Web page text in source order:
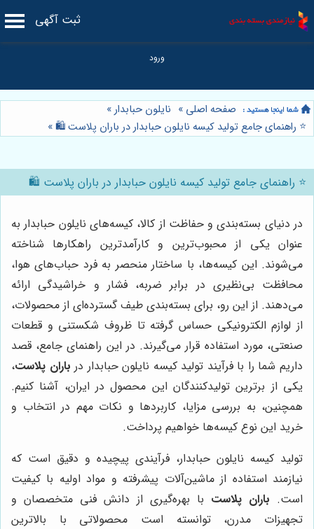
ثبت آگهی
صفحه اصلی » نایلون حبابدار»
⭐️ راهنمای جامع تولید کیسه نایلون حبابدار در باران پلاست 🛍️»
⭐️ راهنمای جامع تولید کیسه نایلون حبابدار در باران پلاست 🛍️
در دنیای بسته‌بندی و حفاظت از کالا، کیسه‌های نایلون حبابدار به
عنوان یکی از محبوب‌ترین و کارآمدترین راهکارها شناخته
می‌شوند. این کیسه‌ها، با ساختار منحصر به فرد حباب‌های هوا،
محافظت بی‌نظیری در برابر ضربه، فشار و خراشیدگی ارائه
می‌دهند. از این رو، برای بسته‌بندی طیف گسترده‌ای از محصولات،
از لوازم الکترونیکی حساس گرفته تا ظروف شکستنی و قطعات
صنعتی، مورد استفاده قرار می‌گیرند. در این راهنمای جامع، قصد
داریم شما را با فرآیند تولید کیسه نایلون حبابدار در باران پلاست،
یکی از برترین تولیدکنندگان این محصول در ایران، آشنا کنیم.
همچنین، به بررسی مزایا، کاربردها و نکات مهم در انتخاب و
خرید این نوع کیسه‌ها خواهیم پرداخت.
تولید کیسه نایلون حبابدار، فرآیندی پیچیده و دقیق است که
نیازمند استفاده از ماشین‌آلات پیشرفته و مواد اولیه با کیفیت
است. باران پلاست با بهره‌گیری از دانش فنی متخصصان و
تجهیزات مدرن، توانسته است محصولاتی با بالاترین